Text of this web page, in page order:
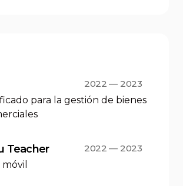
2022 — 2023
para la gestión de bienes
Teacher
2022 — 2023